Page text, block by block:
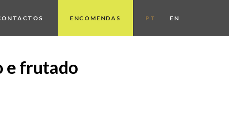
ENCOMENDAS PT EN
e frutado